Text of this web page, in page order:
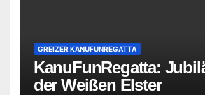
GREIZER KANUFUNREGATTA
KanuFunRegatta:
der Weißen Elster